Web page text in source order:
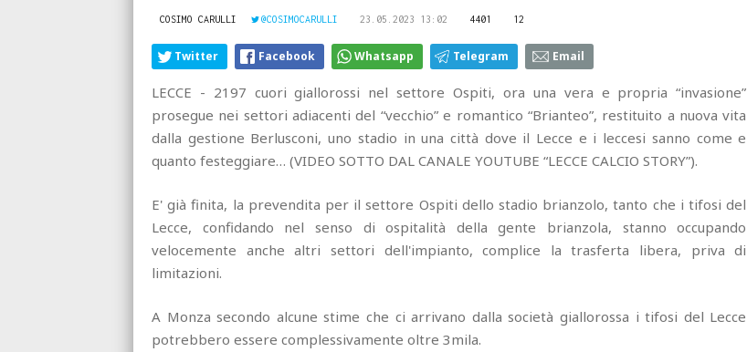
COSIMO CARULLI @COSIMOCARULLI 23.05.2023 13:02 4401 12
Twitter Facebook Whatsapp Telegram Email
LECCE - 2197 cuori giallorossi nel settore Ospiti, ora una vera e propria “invasione”
prosegue nei settori adiacenti del “vecchio” e romantico “Brianteo”, restituito a nuova vita
dalla gestione Berlusconi, uno stadio in una città dove il Lecce e i leccesi sanno come e
quanto festeggiare… (VIDEO SOTTO DAL CANALE YOUTUBE “LECCE CALCIO STORY”).
E' già finita, la prevendita per il settore Ospiti dello stadio brianzolo, tanto che i tifosi del
Lecce, confidando nel senso di ospitalità della gente brianzola, stanno occupando
velocemente anche altri settori dell'impianto, complice la trasferta libera, priva di
limitazioni.
A Monza secondo alcune stime che ci arrivano dalla società giallorossa i tifosi del Lecce
potrebbero essere complessivamente oltre 3mila.